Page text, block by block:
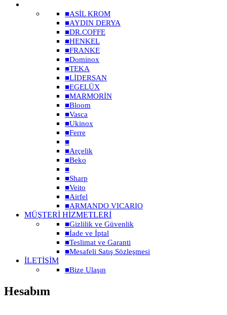
■ASİL KROM
■AYDIN DERYA
■DR.COFFE
■HENKEL
■FRANKE
■Dominox
■TEKA
■LİDERSAN
■EGELÜX
■MARMORİN
■Bloom
■Vasca
■Ukinox
■Ferre
■
■Arçelik
■Beko
■
■Sharp
■Veito
■Airfel
■ARMANDO VICARIO
MÜŞTERİ HİZMETLERİ
■Gizlilik ve Güvenlik
■İade ve İptal
■Teslimat ve Garanti
■Mesafeli Satış Sözleşmesi
İLETİŞİM
■Bize Ulaşın
Hesabım